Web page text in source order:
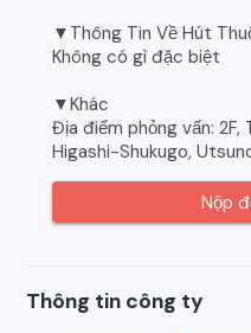
▼Thông Tin Về Hút
Không có gì đặc biệt
▼Khác
Địa điểm phỏng vấn: 2F,
Higashi-Shukugo,
Nộp
Thông tin công ty